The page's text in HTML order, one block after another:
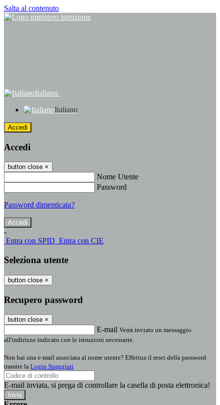
Salta al contenuto
Italiano
Italiano
Accedi
Accedi
button close ×
Nome Utente
Password
Password dimenticata?
-
Entra con SPID Entra con CIE
Seleziona utente
button close ×
Recupero password
button close ×
E-mail Verrà inviato un messaggio
all'indirizzo indicato con le istruzioni necessarie.
Non hai una e-mail associata al nome utente? Effettua il reset della password
tramite la Login Spaggiari
E-mail inviata, si prega di controllare la casella di posta elettronica!